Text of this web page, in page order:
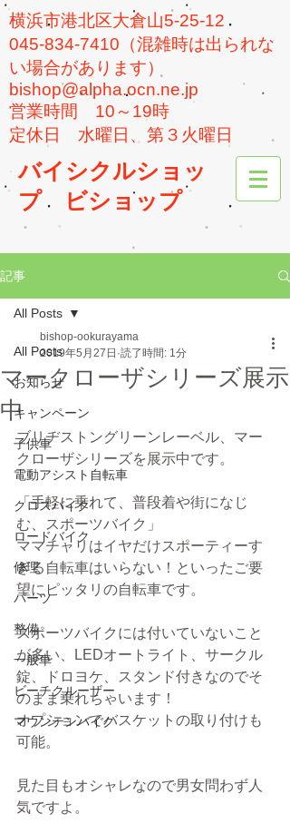
横浜市港北区大倉山5-25-12
045-834-7410（混雑時は出られな
い場合があります）
bishop@alpha.ocn.ne.jp
​営業時間 10～19時
​定休日 水曜日、第３火曜日
バイシクルショッ
プ
ビショップ
記事
All Posts
お知らせ
キャンペーン
子供車
電動アシスト自転車
クロスバイク
ロードバイク
修理
パーツ
整備
一般車
ビーチクルーザー
マウンテンバイク
All Posts
マークローザシリーズ展示
中
bishop-ookurayama
2019年5月27日 読了時間: 1分
ブリヂストングリーンレーベル、マー
クローザシリーズを展示中です。
「手軽に乗れて、普段着や街になじ
む、スポーツバイク」
ママチャリはイヤだけスポーティーす
ぎる自転車はいらない！といったご要
望にピッタリの自転車です。
スポーツバイクには付いていないこと
が多い、LEDオートライト、サークル
錠、ドロヨケ、スタンド付きなのでそ
のまま乗れちゃいます！
オプションでバスケットの取り付けも
可能。
見た目もオシャレなので男女問わず人
気ですよ。